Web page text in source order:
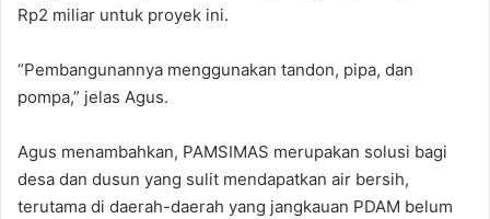
Rp2 miliar untuk proyek ini.
“Pembangunannya menggunakan tandon, pipa, dan
pompa,” jelas Agus.
Agus menambahkan, PAMSIMAS merupakan solusi bagi
desa dan dusun yang sulit mendapatkan air bersih,
terutama di daerah-daerah yang jangkauan PDAM belum